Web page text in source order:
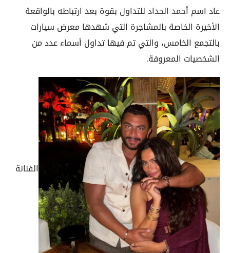
عاد اسم أحمد الحدادللتداول بقوة بعد ارتباطه بالواقعة
الأخيرة الخاصة بالمشاجرة التي شهدها معرض سيارات
بالتجمع الخامس، والتي تم فيها تداول أسماء عدد من
الشخصيات المعروفة.
الفنانة